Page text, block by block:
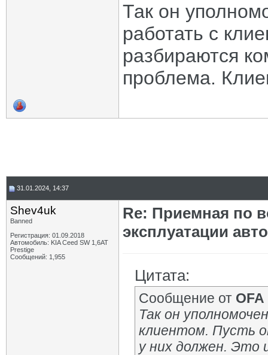
Так он
работать с
разбираются
проблема.
31.01.2024, 14:37
Shev4uk
Banned
Регистрация: 01.09.2018
Автомобиль: KIA Ceed SW 1,6AT
Prestige
Сообщений: 1,955
Re: Приемная по
эксплуатации
Цитата:
Сообщение от OFA
Так он
клиентом. Пусть
у них должен. Это